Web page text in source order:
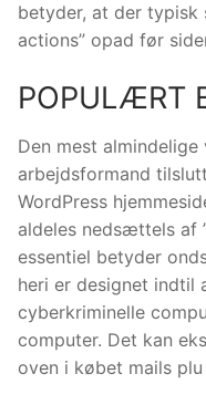
betyder, at der
actions” opad før
POPULÆRT
Den mest
arbejdsformand
WordPress
aldeles nedsættels af
essentiel betyder
heri er designet indtil
cyberkriminelle
computer. Det kan
oven i købet mails